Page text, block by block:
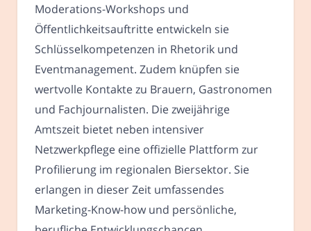
Moderations-Workshops und
Öffentlichkeitsauftritte entwickeln sie
Schlüsselkompetenzen in Rhetorik und
Eventmanagement. Zudem knüpfen sie
wertvolle Kontakte zu Brauern, Gastronomen
und Fachjournalisten. Die zweijährige
Amtszeit bietet neben intensiver
Netzwerkpflege eine offizielle Plattform zur
Profilierung im regionalen Biersektor. Sie
erlangen in dieser Zeit umfassendes
Marketing-Know-how und persönliche,